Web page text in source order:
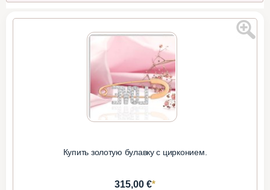
Купить золотую булавку с цирконием.
315,00 €*